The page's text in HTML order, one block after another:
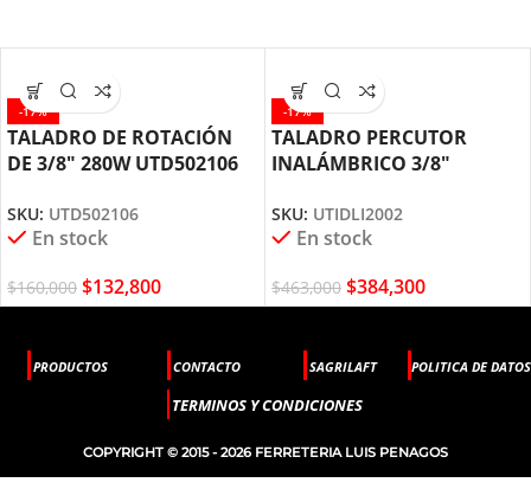
-17%
TALADRO DE ROTACIÓN
DE 3/8″ 280W UTD502106
SKU: UTD502106
En stock
$160,000 $132,800
-17%
TALADRO PERCUTOR
INALÁMBRICO 3/8″
SKU: UTIDLI2002
En stock
$463,000 $384,300
PRODUCTOS CONTACTO SAGRILAFT POLITICA DE DATOS
TERMINOS Y CONDICIONES
COPYRIGHT © 2015 - 2026 FERRETERIA LUIS PENAGOS